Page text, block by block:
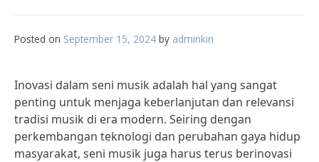
Posted on September 15, 2024 by adminkin
Inovasi dalam seni musik adalah hal yang sangat
penting untuk menjaga keberlanjutan dan relevansi
tradisi musik di era modern. Seiring dengan
perkembangan teknologi dan perubahan gaya hidup
masyarakat, seni musik juga harus terus berinovasi